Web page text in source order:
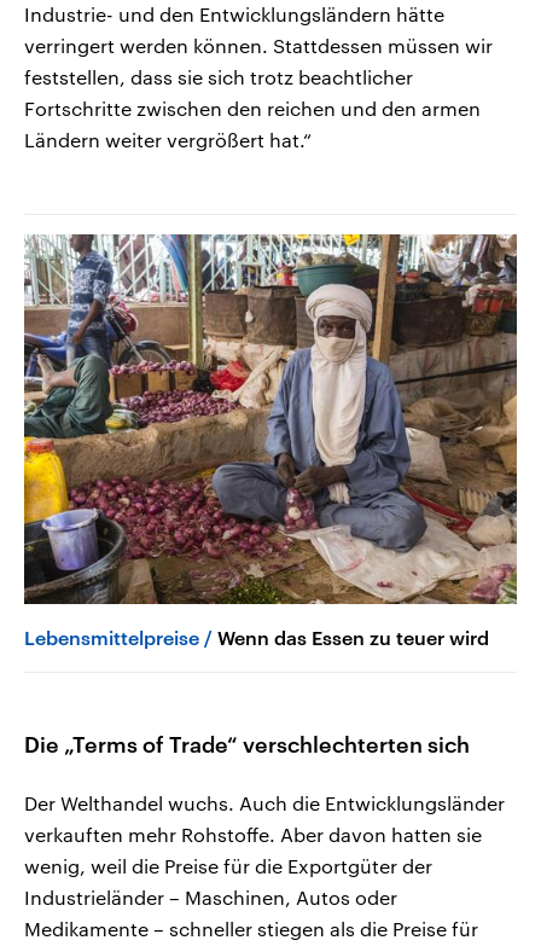
Industrie- und den Entwicklungsländern hätte
verringert werden können. Stattdessen müssen wir
feststellen, dass sie sich trotz beachtlicher
Fortschritte zwischen den reichen und den armen
Ländern weiter vergrößert hat.“
Lebensmittelpreise Wenn das Essen zu teuer wird
Die „Terms of Trade“ verschlechterten sich
Der Welthandel wuchs. Auch die Entwicklungsländer
verkauften mehr Rohstoffe. Aber davon hatten sie
wenig, weil die Preise für die Exportgüter der
Industrieländer – Maschinen, Autos oder
Medikamente – schneller stiegen als die Preise für